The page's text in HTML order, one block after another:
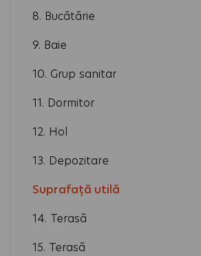
8. Bucătărie
9. Baie
10. Grup sanitar
11. Dormitor
12. Hol
13. Depozitare
Suprafață utilă
14. Terasă
15. Terasă